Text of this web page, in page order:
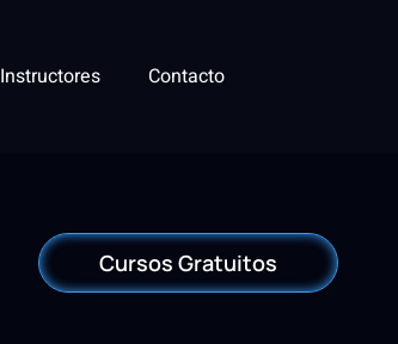
Instructores Contacto
Cursos Gratuitos